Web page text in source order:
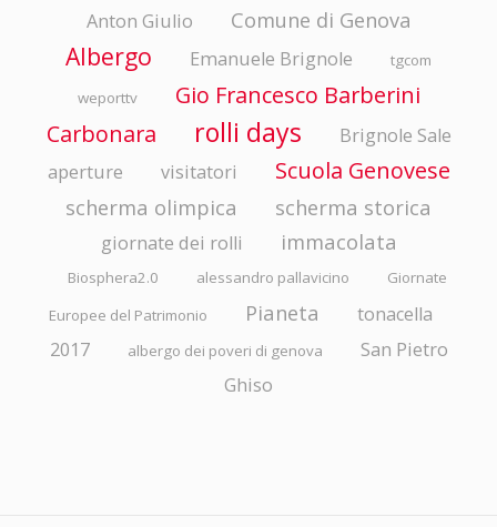
Anton Giulio
Comune di Genova
Albergo Emanuele Brignole
tgcom
weporttv
Gio Francesco Barberini
Carbonara
rolli days
Brignole Sale
aperture
visitatori Scuola Genovese
scherma olimpica scherma storica
giornate dei rolli immacolata
Biosphera2.0 alessandro pallavicino
Giornate
Europee del Patrimonio
Pianeta
tonacella
2017
albergo dei poveri di genova
San Pietro
Ghiso